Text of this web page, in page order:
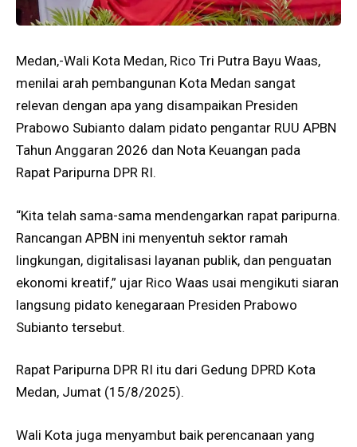
Medan,-Wali Kota Medan, Rico Tri Putra Bayu Waas,
menilai arah pembangunan Kota Medan sangat
relevan dengan apa yang disampaikan Presiden
Prabowo Subianto dalam pidato pengantar RUU APBN
Tahun Anggaran 2026 dan Nota Keuangan pada
Rapat Paripurna DPR RI.
“Kita telah sama-sama mendengarkan rapat paripurna.
Rancangan APBN ini menyentuh sektor ramah
lingkungan, digitalisasi layanan publik, dan penguatan
ekonomi kreatif,” ujar Rico Waas usai mengikuti siaran
langsung pidato kenegaraan Presiden Prabowo
Subianto tersebut.
Rapat Paripurna DPR RI itu dari Gedung DPRD Kota
Medan, Jumat (15/8/2025).
Wali Kota juga menyambut baik perencanaan yang